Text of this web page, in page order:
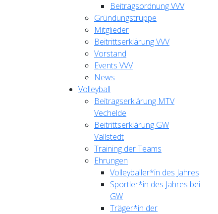
Beitragsordnung VVV
Gründungstruppe
Mitglieder
Beitrittserklärung VVV
Vorstand
Events VVV
News
Volleyball
Beitragserklärung MTV
Vechelde
Beitrittserklärung GW
Vallstedt
Training der Teams
Ehrungen
Volleyballer*in des Jahres
Sportler*in des Jahres bei
GW
Träger*in der